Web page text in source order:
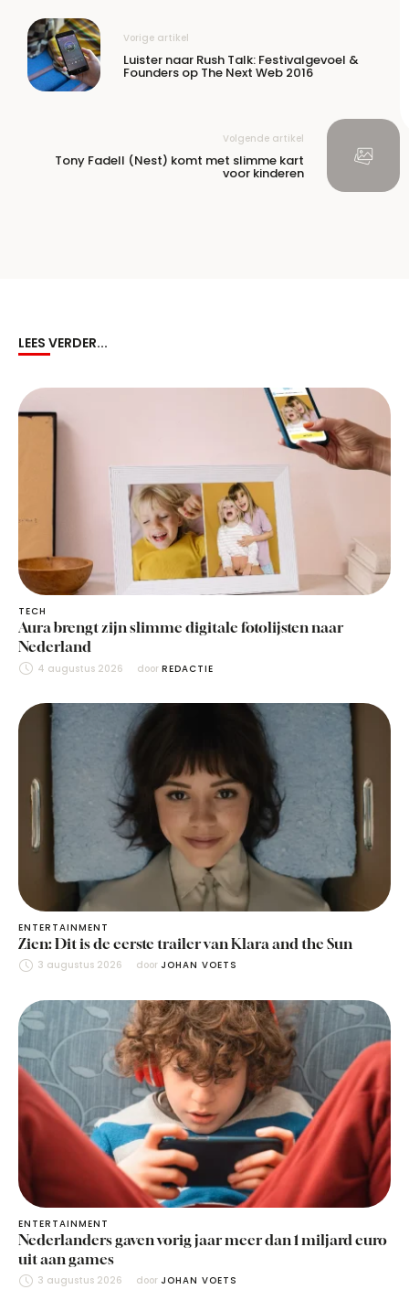
Vorige artikel
Luister naar Rush Talk: Festivalgevoel &
Founders op The Next Web 2016
Volgende artikel
Tony Fadell (Nest) komt met slimme kart
voor kinderen
LEES VERDER...
TECH
Aura brengt zijn slimme digitale fotolijsten naar
Nederland
4 augustus 2026 door REDACTIE
ENTERTAINMENT
Zien: Dit is de eerste trailer van Klara and the Sun
3 augustus 2026 door JOHAN VOETS
ENTERTAINMENT
Nederlanders gaven vorig jaar meer dan 1 miljard euro
uit aan games
3 augustus 2026 door JOHAN VOETS